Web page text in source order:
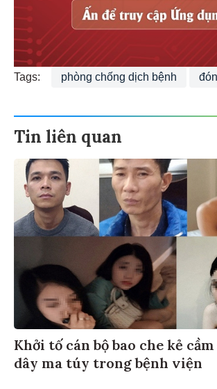
Tags: phòng chống dịch bệnh
Tin liên quan
Khởi tố cán bộ bao che kẻ
dây ma túy trong bệnh viện